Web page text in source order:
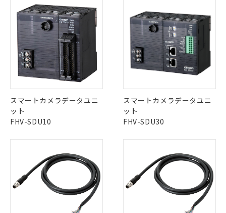
ダウンロードデータをご利用いただく前に、以下を必ずお読
みください。
ソフトウェアの使用条件
対応済み
中国 RoHS 注意事項・凡例
中国 RoHS表※1 ※2
X O
"対応済み"や非含有の記載がされた商品であっても、流通
在庫等で未対応品が混在する可能性があります。
非含有品が必要な際は、弊社営業部門もしくは販売店へお
問い合わせください。
LR型式承認
（イギリス
船舶規格）
DNV型式承認
（ノルウェー
船舶規格）
BV型式承認
（フランス
船舶規格）
KR型式
（韓国
No No
その他の認証はこちらのページからご検索ください
スマートカメラデータユニ
ット
FHV-SDU10
スマートカメラデータユニ
ット
FHV-SDU30